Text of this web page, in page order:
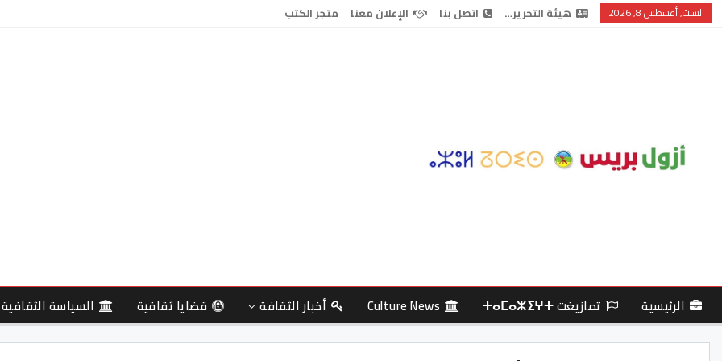
السبت, أغسطس 8, 2026 هيئة التحرير… اتصل بنا الإعلان معنا متجر الكتب
الرئيسية تمازيغت ⵜⴰⵎⴰⵣⵉⵖⵜ Culture News أخبار الثقافة قضايا ثقافية السياسة الثقافية